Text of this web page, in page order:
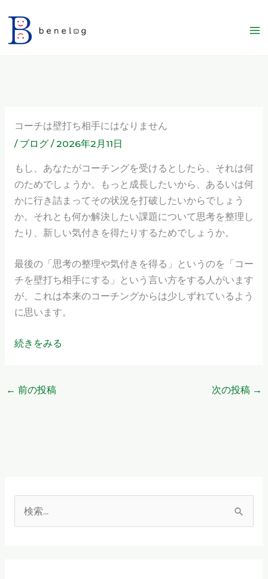
を
コーチは壁打ち相手にはなりません
/ ブログ/2026年2月11日
もし、あなたがコーチングを受けるとしたら、それは何
のためでしょうか。もっと成長したいから、あるいは何
かに行き詰まってその状況を打破したいからでしょう
か。それとも何か解決したい課題について思考を整理し
たり、新しい気付きを得たりするためでしょうか。
最後の「思考の整理や気付きを得る」というのを「コー
チを壁打ち相手にする」という言い方をする人がいます
が、これは本来のコーチングからは少しずれているよう
に思います。
続きをみる
← 前の投稿 次の投稿 →